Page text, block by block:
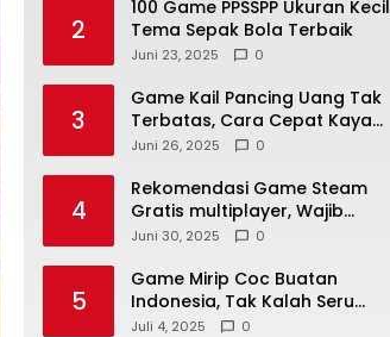
2
100 Game PPSSPP Ukuran Kecil
Tema Sepak Bola Terbaik
Juni 23, 2025 0
3
Game Kail Pancing Uang Tak
Terbatas, Cara Cepat Kaya
Virtual
Juni 26, 2025 0
4
Rekomendasi Game Steam
Gratis multiplayer, Wajib
Coba!
Juni 30, 2025 0
5
Game Mirip Coc Buatan
Indonesia, Tak Kalah Seru
Lho!
Juli 4, 2025 0